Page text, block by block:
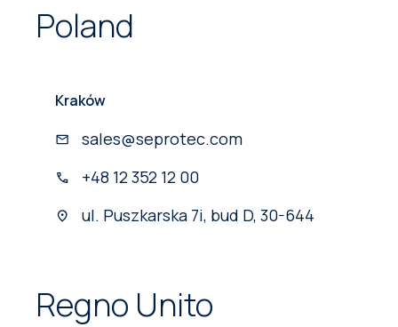
Poland
Kraków
sales@seprotec.com
+48 12 352 12 00
ul. Puszkarska 7i, bud D, 30-644
Regno Unito